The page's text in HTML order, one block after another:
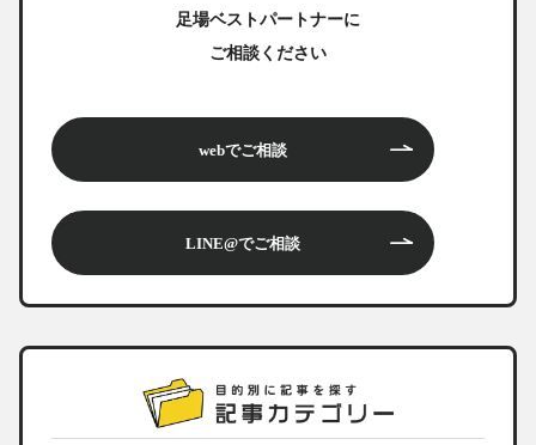
足場ベストパートナーに
ご相談ください
webでご相談
LINE@でご相談